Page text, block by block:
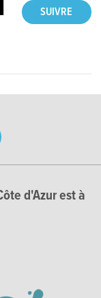
SUIVRE
d'Azur est à